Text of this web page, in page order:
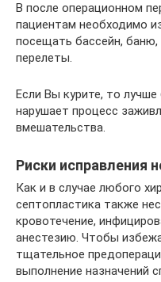
В после операционном
пациентам необходимо
посещать бассейн,
перелеты.
Если Вы курите, то
нарушает процесс
вмешательства.
Риски исправления
Как и в случае любого
септопластика также
кровотечение,
анестезию. Чтобы
тщательное
выполнение назначений